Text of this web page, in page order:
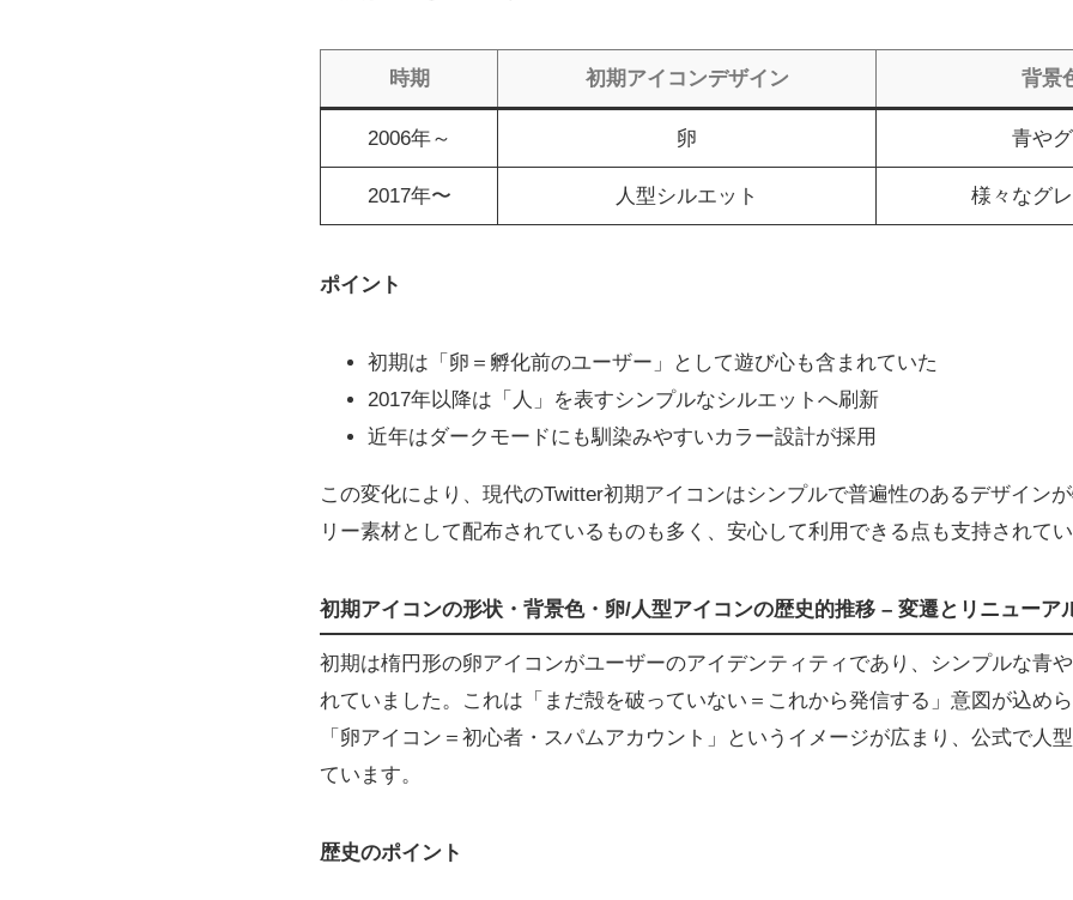
時期 初期アイコンデザイン 背景
2006年～ 卵 青や
2017年〜 人型シルエット 様々なグ
ポイント
初期は「卵＝孵化前のユーザー」として遊び心も含まれていた
2017年以降は「人」を表すシンプルなシルエットへ刷新
近年はダークモードにも馴染みやすいカラー設計が採用
この変化により、現代のTwitter初期アイコンはシンプルで普遍性のあるデザイン
リー素材として配布されているものも多く、安心して利用できる点も支持されて
初期アイコンの形状・背景色・卵/人型アイコンの歴史的推移 – 変遷とリニューア
初期は楕円形の卵アイコンがユーザーのアイデンティティであり、シンプルな青
れていました。これは「まだ殻を破っていない＝これから発信する」意図が込め
「卵アイコン＝初心者・スパムアカウント」というイメージが広まり、公式で人
ています。
歴史のポイント